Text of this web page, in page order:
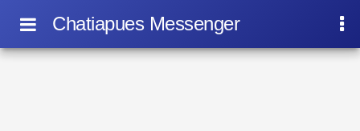
Chatiapues Messenger